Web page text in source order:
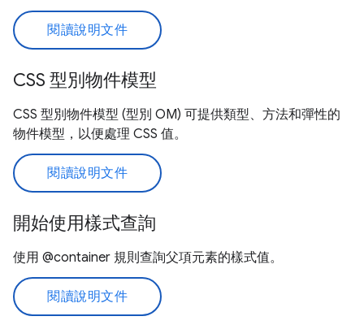
閱讀說明文件
CSS 型別物件模型
CSS 型別物件模型 (型別 OM) 可提供類型、方法和彈性的
物件模型，以便處理 CSS 值。
閱讀說明文件
開始使用樣式查詢
使用 @container 規則查詢父項元素的樣式值。
閱讀說明文件